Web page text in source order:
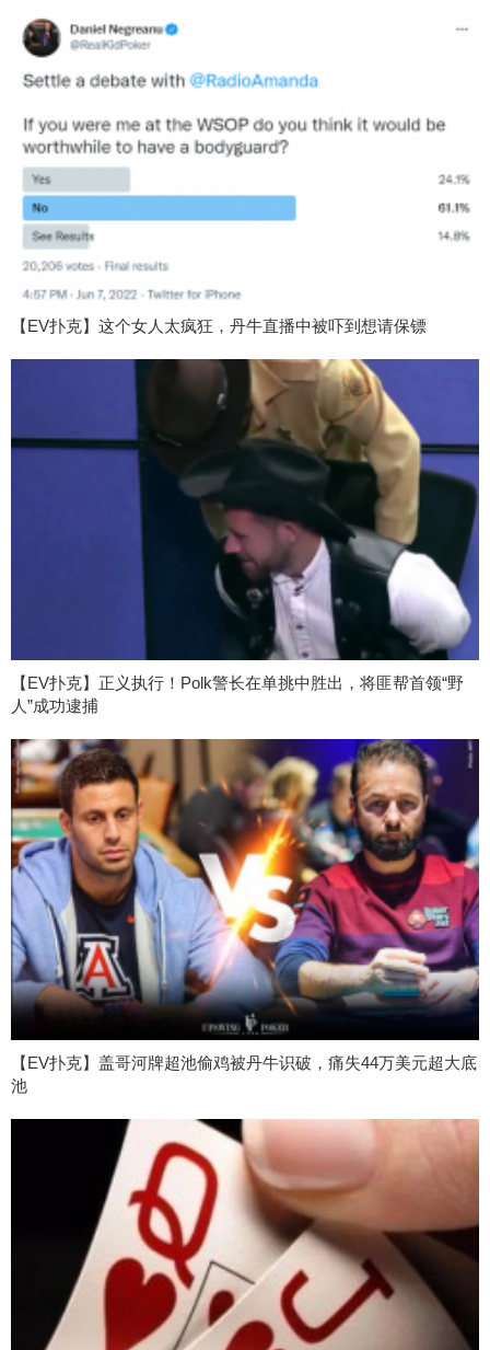
【EV扑克】这个女人太疯狂，丹牛直播中被吓到想请保镖
【EV扑克】正义执行！Polk警长在单挑中胜出，将匪帮首领“野
人”成功逮捕
【EV扑克】盖哥河牌超池偷鸡被丹牛识破，痛失44万美元超大底
池